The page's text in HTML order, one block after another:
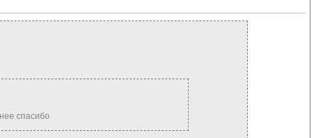
спасибо